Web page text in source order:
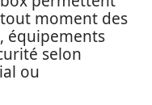
moment des
équipements
selon
ou